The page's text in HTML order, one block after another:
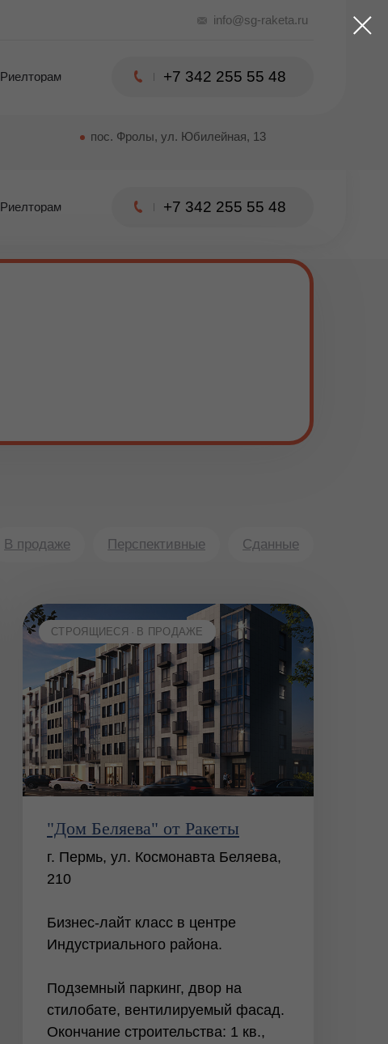
Риелторам
info@sg-raketa.ru
+7 342 255 55 48
пос. Фролы, ул. Юбилейная, 13
+7 342 255 55 48
Риелторам
В продаже Перспективные Сданные
СТРОЯЩИЕСЯ В ПРОДАЖЕ
"Дом Беляева" от Ракеты
г. Пермь, ул. Космонавта Беляева,
210
Бизнес-лайт класс в центре
Индустриального района.
Подземный паркинг, двор на
стилобате, вентилируемый фасад.
Окончание строительства: 1 кв.,